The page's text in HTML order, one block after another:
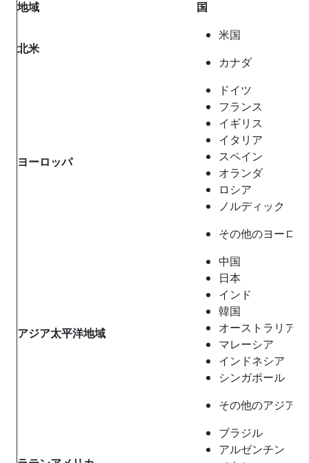
地域
国
北米
米国
カナダ
ヨーロッパ
ドイツ
フランス
イギリス
イタリア
スペイン
オランダ
ロシア
ノルディック
その他のヨーロ
アジア太平洋地域
中国
日本
インド
韓国
オーストラリア
マレーシア
インドネシア
シンガポール
その他のアジア
ブラジル
アルゼンチン